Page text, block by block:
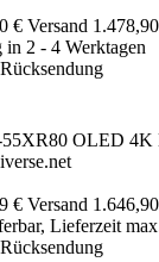
€ Versand
2 - 4 Werktagen
OLED 4K
€ Versand
Lieferzeit